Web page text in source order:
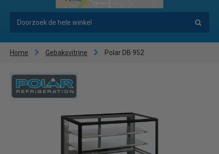
Home Gebaksvitrine Polar DB 952